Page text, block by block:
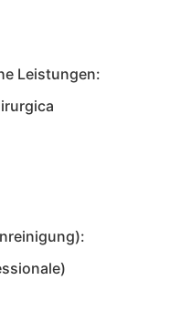
Leistungen: